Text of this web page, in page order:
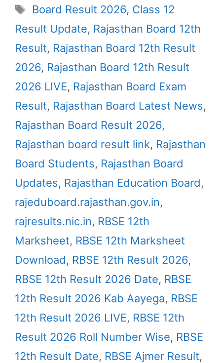
Tags
Board Result 2026, Class 12
Result Update, Rajasthan Board 12th
Result, Rajasthan Board 12th Result
2026, Rajasthan Board 12th Result
2026 LIVE, Rajasthan Board Exam
Result, Rajasthan Board Latest News,
Rajasthan Board Result 2026,
Rajasthan board result link, Rajasthan
Board Students, Rajasthan Board
Updates, Rajasthan Education Board,
rajeduboard.rajasthan.gov.in,
rajresults.nic.in, RBSE 12th
Marksheet, RBSE 12th Marksheet
Download, RBSE 12th Result 2026,
RBSE 12th Result 2026 Date, RBSE
12th Result 2026 Kab Aayega, RBSE
12th Result 2026 LIVE, RBSE 12th
Result 2026 Roll Number Wise, RBSE
12th Result Date, RBSE Ajmer Result,